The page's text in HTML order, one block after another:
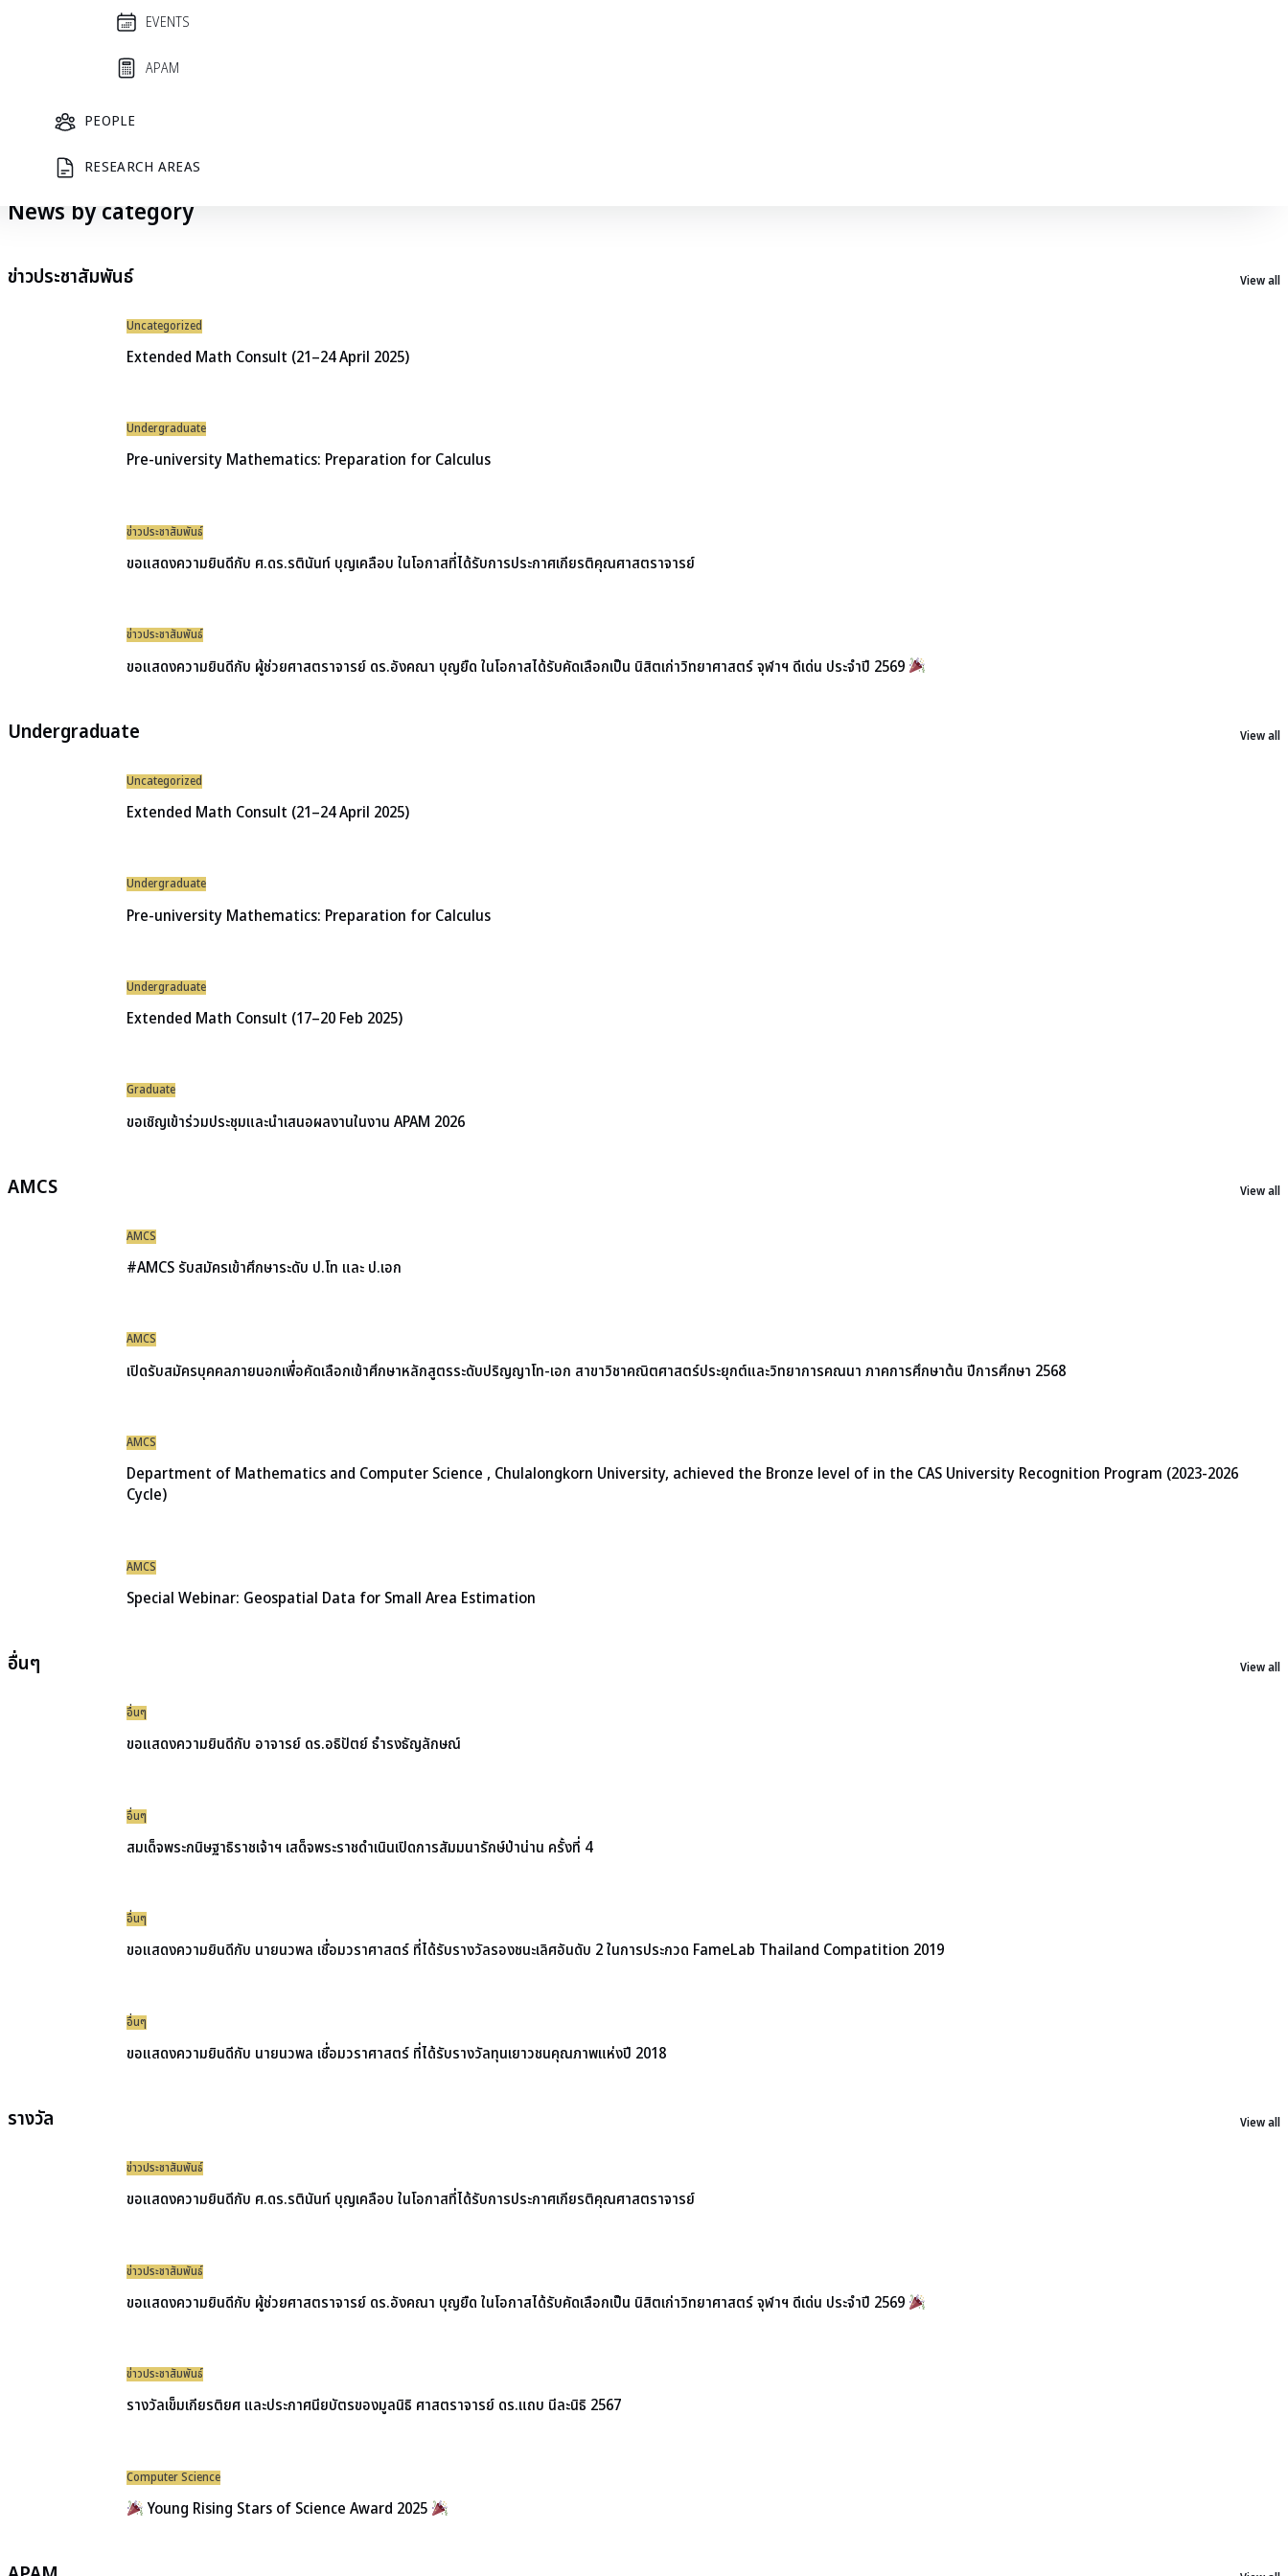
EVENTS
APAM
PEOPLE
RESEARCH AREAS
News by category
ข่าวประชาสัมพันธ์ View all
Uncategorized
Extended Math Consult (21–24 April 2025)
Undergraduate
Pre-university Mathematics: Preparation for Calculus
ข่าวประชาสัมพันธ์
ขอแสดงความยินดีกับ ศ.ดร.รตินันท์ บุญเคลือบ ในโอกาสที่ได้รับการประกาศเกียรติคุณศาสตราจารย์
ข่าวประชาสัมพันธ์
ขอแสดงความยินดีกับ ผู้ช่วยศาสตราจารย์ ดร.อังคณา บุญยืด ในโอกาสได้รับคัดเลือกเป็น นิสิตเก่าวิทยาศาสตร์ จุฬาฯ ดีเด่น ประจำปี 2569
Undergraduate View all
Uncategorized
Extended Math Consult (21–24 April 2025)
Undergraduate
Pre-university Mathematics: Preparation for Calculus
Undergraduate
Extended Math Consult (17–20 Feb 2025)
Graduate
ขอเชิญเข้าร่วมประชุมและนำเสนอผลงานในงาน APAM 2026
AMCS View all
AMCS
#AMCS รับสมัครเข้าศึกษาระดับ ป.โท และ ป.เอก
AMCS
เปิดรับสมัครบุคคลภายนอกเพื่อคัดเลือกเข้าศึกษาหลักสูตรระดับปริญญาโท-เอก สาขาวิชาคณิตศาสตร์ประยุกต์และวิทยาการคณนา ภาคการศึกษาต้น ปีการศึกษา 2568
AMCS
Department of Mathematics and Computer Science , Chulalongkorn University, achieved the Bronze level of in the CAS University Recognition Program (2023-2026
Cycle)
AMCS
Special Webinar: Geospatial Data for Small Area Estimation
อื่นๆ View all
อื่นๆ
ขอแสดงความยินดีกับ อาจารย์ ดร.อธิปัตย์ ธำรงธัญลักษณ์
อื่นๆ
สมเด็จพระกนิษฐาธิราชเจ้าฯ เสด็จพระราชดำเนินเปิดการสัมมนารักษ์ป่าน่าน ครั้งที่ 4
อื่นๆ
ขอแสดงความยินดีกับ นายนวพล เชื่อมวราศาสตร์ ที่ได้รับรางวัลรองชนะเลิศอันดับ 2 ในการประกวด FameLab Thailand Compatition 2019
อื่นๆ
ขอแสดงความยินดีกับ นายนวพล เชื่อมวราศาสตร์ ที่ได้รับรางวัลทุนเยาวชนคุณภาพแห่งปี 2018
รางวัล View all
ข่าวประชาสัมพันธ์
ขอแสดงความยินดีกับ ศ.ดร.รตินันท์ บุญเคลือบ ในโอกาสที่ได้รับการประกาศเกียรติคุณศาสตราจารย์
ข่าวประชาสัมพันธ์
ขอแสดงความยินดีกับ ผู้ช่วยศาสตราจารย์ ดร.อังคณา บุญยืด ในโอกาสได้รับคัดเลือกเป็น นิสิตเก่าวิทยาศาสตร์ จุฬาฯ ดีเด่น ประจำปี 2569
ข่าวประชาสัมพันธ์
รางวัลเข็มเกียรติยศ และประกาศนียบัตรของมูลนิธิ ศาสตราจารย์ ดร.แถบ นีละนิธิ 2567
Computer Science
Young Rising Stars of Science Award 2025